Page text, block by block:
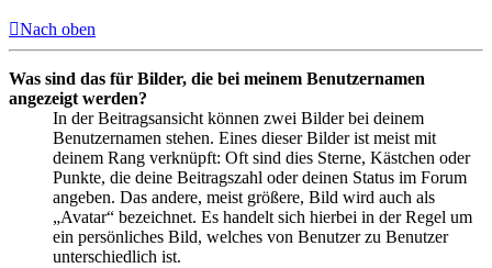
Nach oben
Was sind das für Bilder, die bei meinem Benutzernamen
angezeigt werden?
In der Beitragsansicht können zwei Bilder bei deinem
Benutzernamen stehen. Eines dieser Bilder ist meist mit
deinem Rang verknüpft: Oft sind dies Sterne, Kästchen oder
Punkte, die deine Beitragszahl oder deinen Status im Forum
angeben. Das andere, meist größere, Bild wird auch als
„Avatar“ bezeichnet. Es handelt sich hierbei in der Regel um
ein persönliches Bild, welches von Benutzer zu Benutzer
unterschiedlich ist.